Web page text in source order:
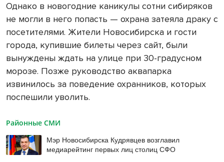
Однако в новогодние каникулы сотни сибиряков
не могли в него попасть — охрана затеяла драку с
посетителями. Жители Новосибирска и гости
города, купившие билеты через сайт, были
вынуждены ждать на улице при 30-градусном
морозе. Позже руководство аквапарка
извинилось за поведение охранников, которых
поспешили уволить.
Районные СМИ
Мэр Новосибирска Кудрявцев возглавил
медиарейтинг первых лиц столиц СФО